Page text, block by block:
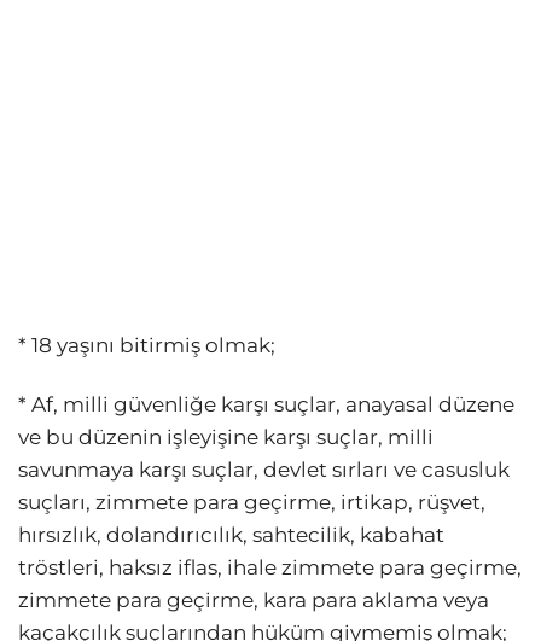
* 18 yaşını bitirmiş olmak;
* Af, milli güvenliğe karşı suçlar, anayasal düzene
ve bu düzenin işleyişine karşı suçlar, milli
savunmaya karşı suçlar, devlet sırları ve casusluk
suçları, zimmete para geçirme, irtikap, rüşvet,
hırsızlık, dolandırıcılık, sahtecilik, kabahat
tröstleri, haksız iflas, ihale zimmete para geçirme,
zimmete para geçirme, kara para aklama veya
kaçakçılık suçlarından hüküm giymemiş olmak;